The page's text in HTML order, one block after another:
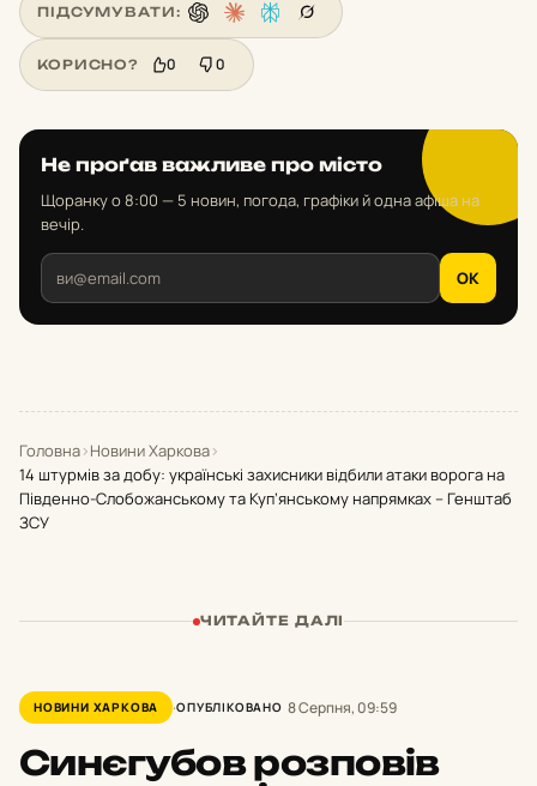
ПІДСУМУВАТИ:
КОРИСНО? 0 0
Не проґав важливе про місто
Щоранку о 8:00 — 5 новин, погода, графіки й одна афіша на
вечір.
OK
Головна›Новини Харкова›
14 штурмів за добу: українські захисники відбили атаки ворога на
Південно-Слобожанському та Куп’янському напрямках – Генштаб
ЗСУ
ЧИТАЙТЕ ДАЛІ
НОВИНИ ХАРКОВА ОПУБЛІКОВАНО 8 Серпня, 09:59
Синєгубов розповів